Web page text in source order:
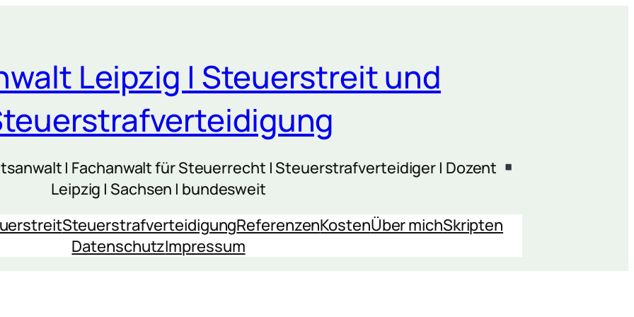
Leipzig | Steuerstreit und
| Fachanwalt für Steuerrecht | Steuerstrafverteidiger | Dozent
Leipzig | Sachsen | bundesweit
SteuerstrafverteidigungReferenzenKostenÜber michSkripten
DatenschutzImpressum